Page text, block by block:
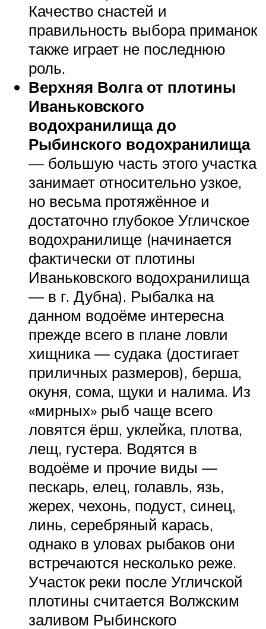
Качество снастей и
правильность выбора приманок
также играет не последнюю
роль.
Верхняя Волга от плотины
Иваньковского
водохранилища до
Рыбинского водохранилища
— большую часть этого участка
занимает относительно узкое,
но весьма протяжённое и
достаточно глубокое Угличское
водохранилище (начинается
фактически от плотины
Иваньковского водохранилища
— в г. Дубна). Рыбалка на
данном водоёме интересна
прежде всего в плане ловли
хищника — судака (достигает
приличных размеров), берша,
окуня, сома, щуки и налима. Из
«мирных» рыб чаще всего
ловятся ёрш, уклейка, плотва,
лещ, густера. Водятся в
водоёме и прочие виды —
пескарь, елец, голавль, язь,
жерех, чехонь, подуст, синец,
линь, серебряный карась,
однако в уловах рыбаков они
встречаются несколько реже.
Участок реки после Угличской
плотины считается Волжским
заливом Рыбинского